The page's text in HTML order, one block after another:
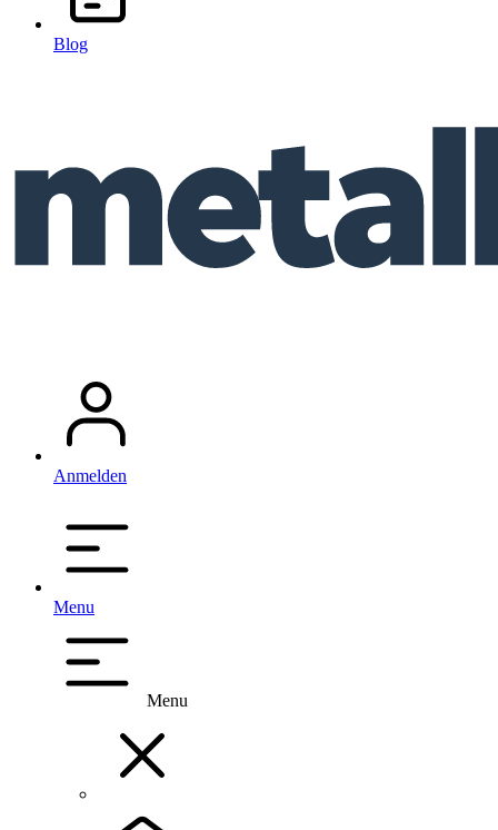
Blog
Anmelden
Menu
Menu